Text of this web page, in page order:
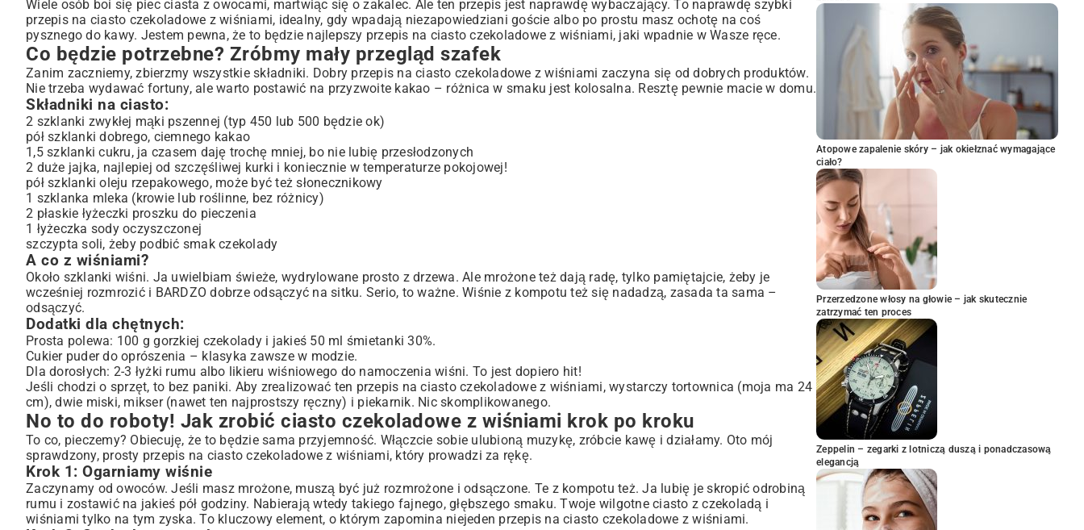
Coś dla bezglutenowców
Moje triki, żeby zawsze wyszło idealnie
Wasze pytania o ten przepis
Wiele osób boi się piec ciasta z owocami, martwiąc się o zakalec. Ale ten przepis jest naprawdę wybaczający. To naprawdę szybki
przepis na ciasto czekoladowe z wiśniami, idealny, gdy wpadają niezapowiedziani goście albo po prostu masz ochotę na coś
pysznego do kawy. Jestem pewna, że to będzie najlepszy przepis na ciasto czekoladowe z wiśniami, jaki wpadnie w Wasze ręce.
Co będzie potrzebne? Zróbmy mały przegląd szafek
Zanim zaczniemy, zbierzmy wszystkie składniki. Dobry przepis na ciasto czekoladowe z wiśniami zaczyna się od dobrych produktów.
Nie trzeba wydawać fortuny, ale warto postawić na przyzwoite kakao – różnica w smaku jest kolosalna. Resztę pewnie macie w domu.
Składniki na ciasto:
2 szklanki zwykłej mąki pszennej (typ 450 lub 500 będzie ok)
pół szklanki dobrego, ciemnego kakao
1,5 szklanki cukru, ja czasem daję trochę mniej, bo nie lubię przesłodzonych
2 duże jajka, najlepiej od szczęśliwej kurki i koniecznie w temperaturze pokojowej!
pół szklanki oleju rzepakowego, może być też słonecznikowy
1 szklanka mleka (krowie lub roślinne, bez różnicy)
2 płaskie łyżeczki proszku do pieczenia
1 łyżeczka sody oczyszczonej
szczypta soli, żeby podbić smak czekolady
A co z wiśniami?
Około szklanki wiśni. Ja uwielbiam świeże, wydrylowane prosto z drzewa. Ale mrożone też dają radę, tylko pamiętajcie, żeby je
wcześniej rozmrozić i BARDZO dobrze odsączyć na sitku. Serio, to ważne. Wiśnie z kompotu też się nadadzą, zasada ta sama –
odsączyć.
Dodatki dla chętnych:
Prosta polewa: 100 g gorzkiej czekolady i jakieś 50 ml śmietanki 30%.
Cukier puder do oprószenia – klasyka zawsze w modzie.
Dla dorosłych: 2-3 łyżki rumu albo likieru wiśniowego do namoczenia wiśni. To jest dopiero hit!
Jeśli chodzi o sprzęt, to bez paniki. Aby zrealizować ten przepis na ciasto czekoladowe z wiśniami, wystarczy tortownica (moja ma 24
cm), dwie miski, mikser (nawet ten najprostszy ręczny) i piekarnik. Nic skomplikowanego.
No to do roboty! Jak zrobić ciasto czekoladowe z wiśniami krok po kroku
To co, pieczemy? Obiecuję, że to będzie sama przyjemność. Włączcie sobie ulubioną muzykę, zróbcie kawę i działamy. Oto mój
sprawdzony, prosty przepis na ciasto czekoladowe z wiśniami, który prowadzi za rękę.
Krok 1: Ogarniamy wiśnie
Zaczynamy od owoców. Jeśli masz mrożone, muszą być już rozmrożone i odsączone. Te z kompotu też. Ja lubię je skropić odrobiną
rumu i zostawić na jakieś pół godziny. Nabierają wtedy takiego fajnego, głębszego smaku. Twoje wilgotne ciasto z czekoladą i
wiśniami tylko na tym zyska. To kluczowy element, o którym zapomina niejeden przepis na ciasto czekoladowe z wiśniami.
Atopowe zapalenie skóry – jak okiełznać wymagające
ciało?
Przerzedzone włosy na głowie – jak skutecznie
zatrzymać ten proces
Zeppelin – zegarki z lotniczą duszą i ponadczasową
elegancją